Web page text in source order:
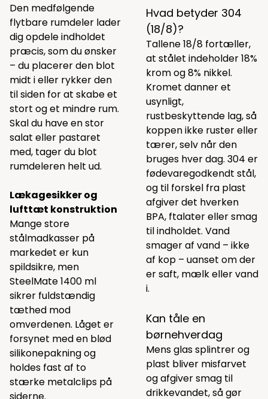
Den medfølgende
flytbare rumdeler lader
dig opdele indholdet
præcis, som du ønsker
– du placerer den blot
midt i eller rykker den
til siden for at skabe et
stort og et mindre rum.
Skal du have en stor
salat eller pastaret
med, tager du blot
rumdeleren helt ud.
Lækagesikker og
lufttæt konstruktion
Mange store
stålmadkasser på
markedet er kun
spildsikre, men
SteelMate 1400 ml
sikrer fuldstændig
tæthed mod
omverdenen. Låget er
forsynet med en blød
silikonepakning og
holdes fast af to
stærke metalclips på
siderne.
Hvad betyder 304
(18/8)?
Tallene 18/8 fortæller,
at stålet indeholder 18%
krom og 8% nikkel.
Kromet danner et
usynligt,
rustbeskyttende lag, så
koppen ikke ruster eller
tærer, selv når den
bruges hver dag. 304 er
fødevaregodkendt stål,
og til forskel fra plast
afgiver det hverken
BPA, ftalater eller smag
til indholdet. Vand
smager af vand – ikke
af kop – uanset om der
er saft, mælk eller vand
i.
Kan tåle en
børnehverdag
Mens glas splintrer og
plast bliver misfarvet
og afgiver smag til
drikkevandet, så gør